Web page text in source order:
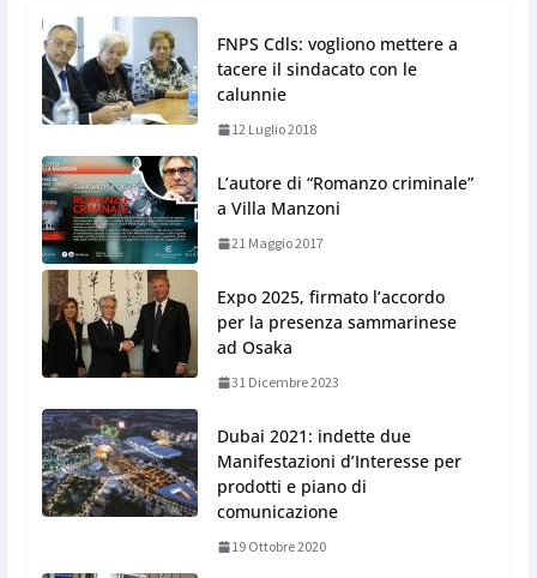
FNPS Cdls: vogliono mettere a
tacere il sindacato con le
calunnie
12 Luglio 2018
L’autore di “Romanzo criminale”
a Villa Manzoni
21 Maggio 2017
Expo 2025, firmato l’accordo
per la presenza sammarinese
ad Osaka
31 Dicembre 2023
Dubai 2021: indette due
Manifestazioni d’Interesse per
prodotti e piano di
comunicazione
19 Ottobre 2020